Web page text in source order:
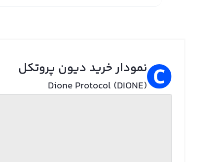
نمودار خرید دیون پروتکل
Dione Protocol (DIONE)